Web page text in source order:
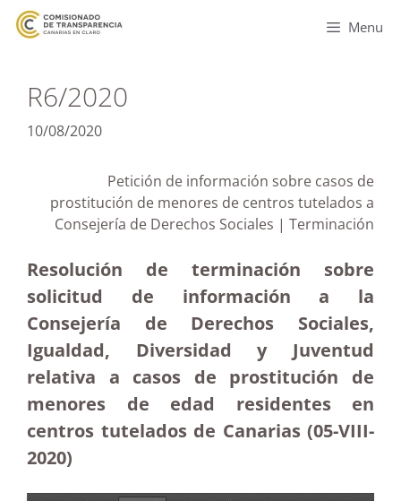
Menu
R6/2020
10/08/2020
Petición de información sobre casos de
prostitución de menores de centros tutelados a
Consejería de Derechos Sociales | Terminación
Resolución de terminación sobre
solicitud de información a la
Consejería de Derechos Sociales,
Igualdad, Diversidad y Juventud
relativa a casos de prostitución de
menores de edad residentes en
centros tutelados de Canarias (05-VIII-
2020)